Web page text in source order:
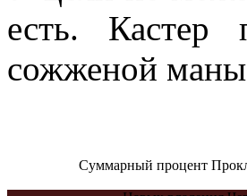
есть. Кастер
сожженой
Суммарный процент